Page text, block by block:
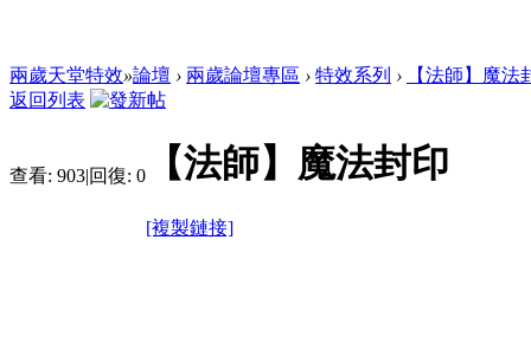
兩歲天堂特效»論壇 › 兩歲論壇專區 › 特效系列 ›
【法師】魔法
返回列表
查看: 903|回復: 0 【法師】魔法封印
[複製鏈接]